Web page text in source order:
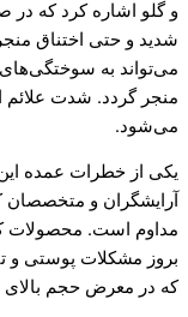
و گلو اشاره کرد که
شدید و حتی اختناق
می‌تواند به
منجر گردد. شدت علائم
می‌شود.
یکی از خطرات عمده این
آرایشگران و متخصصان
مداوم است. محصولات
بروز مشکلات پوستی و
که در معرض حجم بالای